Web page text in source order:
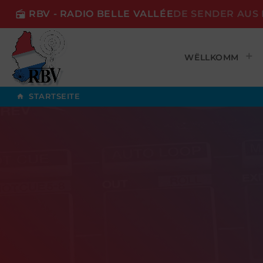
radio RBV - RADIO BELLE VALLÉEDE SENDER
WËLLKOMM
home STARTSEITE